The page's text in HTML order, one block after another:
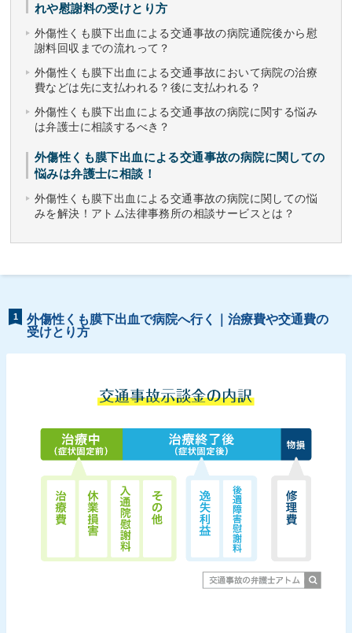
れや慰謝料の受けとり方
外傷性くも膜下出血による交通事故の病院通院後から慰
謝料回収までの流れって？
外傷性くも膜下出血による交通事故において病院の治療
費などは先に支払われる？後に支払われる？
外傷性くも膜下出血による交通事故の病院に関する悩み
は弁護士に相談するべき？
外傷性くも膜下出血による交通事故の病院に関しての
悩みは弁護士に相談！
外傷性くも膜下出血による交通事故の病院に関しての悩
みを解決！アトム法律事務所の相談サービスとは？
1
外傷性くも膜下出血で病院へ行く｜治療費や交通費の
受けとり方